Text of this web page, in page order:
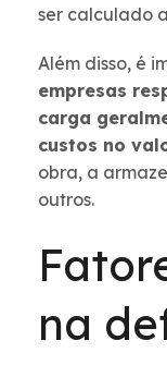
ser calculado
Além disso, é
empresas
carga
custos no
obra, a
outros.
na